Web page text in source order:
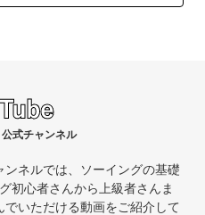
式チャンネル
ネルでは、ソーイングの基礎
初心者さんから上級者さんま
いただける動画をご紹介して